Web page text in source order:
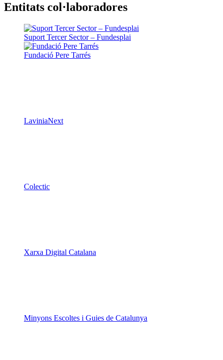
Entitats col·laboradores
Suport Tercer Sector – Fundesplai
Fundació Pere Tarrés
LaviniaNext
Colectic
Xarxa Digital Catalana
Minyons Escoltes i Guies de Catalunya